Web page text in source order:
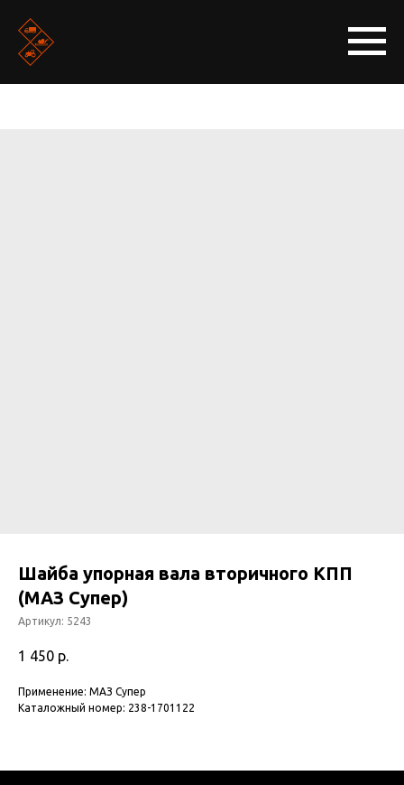
Шайба упорная вала вторичного КПП
(МАЗ Супер)
Артикул: 5243
1 450 р.
Применение: МАЗ Супер
Каталожный номер: 238-1701122